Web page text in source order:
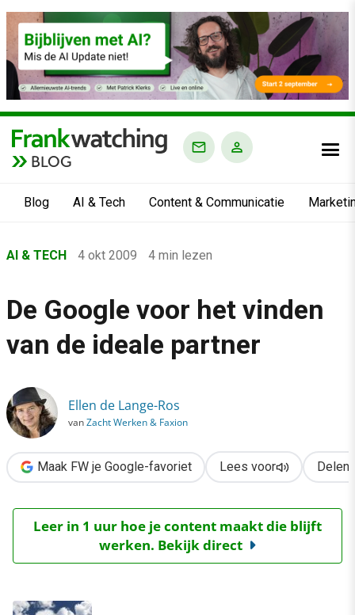
BLOG
Blog AI & Tech Content & Communicatie
›
›
AI & Tech
De Google voor het vinden van de ideale partner
AI & TECH 4 okt 2009 4 min lezen
De Google voor het vinden
van de ideale partner
Ellen de Lange-Ros
vanZacht Werken & Faxion
Maak FW je Google-favoriet Lees voor Delen
Leer in 1 uur hoe je content maakt die blijft
werken. Bekijk direct